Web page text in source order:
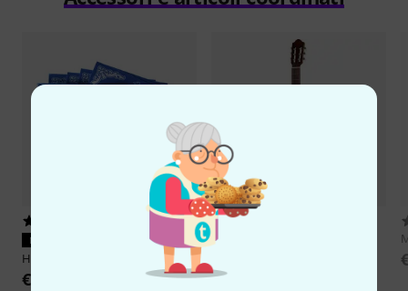
MATCH PERFETTO
Hannabach
€ 16,90
Thomann